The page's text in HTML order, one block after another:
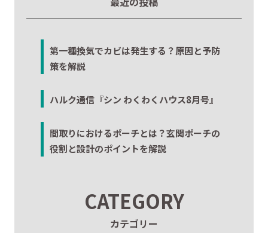
第一種換気でカビは発生する？原因と予防
策を解説
ハルク通信『シン わくわくハウス8月号』
間取りにおけるポーチとは？玄関ポーチの
役割と設計のポイントを解説
CATEGORY
カテゴリー